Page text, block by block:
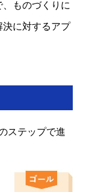
ものづくりに
決に対するアプ
ステップで進